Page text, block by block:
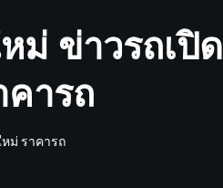
ม่ ข่าวรถเปิด
ารถ
ม่ ราคารถ